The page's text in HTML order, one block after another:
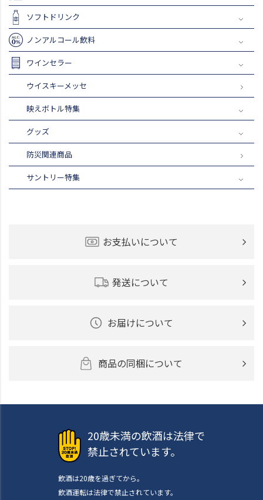
ソフトドリンク
ノンアルコール飲料
ワインセラー
ウイスキーメッセ
映えボトル特集
グッズ
防災関連商品
サントリー特集
お支払いについて
発送について
お届けについて
商品の同梱について
20歳未満の飲酒は法律で
禁止されています。
飲酒は20歳を過ぎてから。
飲酒運転は法律で禁止されています。